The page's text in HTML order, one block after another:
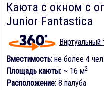
Каюта с окном с
Junior Fantastica
Виртуальный
Вместимость: не более 4 чел.
Площадь каюты: ~ 16 м2
Расположение: 8 палуба